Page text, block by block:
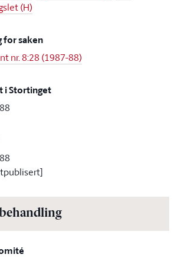
(H)
for saken
nr. 8:28 (1987-88)
i Stortinget